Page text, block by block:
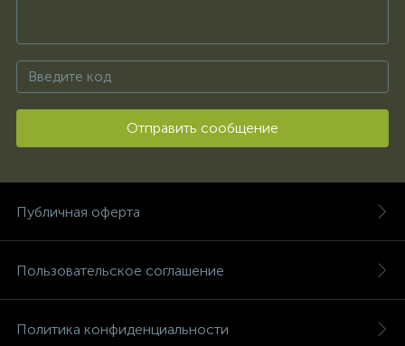
Отправить сообщение
Публичная оферта
Пользовательское соглашение
Политика конфиденциальности